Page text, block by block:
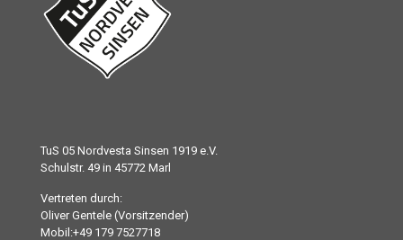
TuS 05 Nordvesta Sinsen 1919 e.V.
Schulstr. 49 in 45772 Marl
Vertreten durch:
Oliver Gentele (Vorsitzender)
Mobil:+49 179 7527718